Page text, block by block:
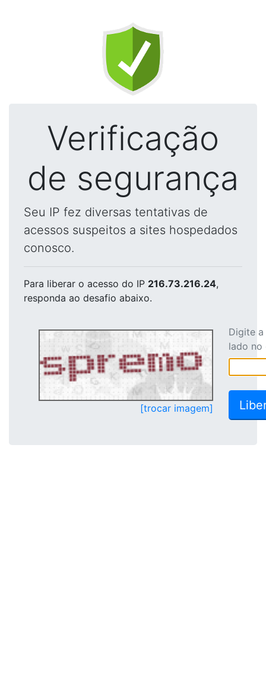
Verificação
de segurança
Seu IP fez diversas tentativas de
acessos suspeitos a sites hospedados
conosco.
Para liberar o acesso do IP 216.73.216.24,
responda ao desafio abaixo.
[trocar imagem]
Digite
lado no